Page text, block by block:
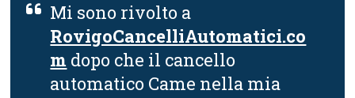
Mi sono rivolto a
RovigoCancelliAutomatici.co
m dopo che il cancello
automatico Came nella mia